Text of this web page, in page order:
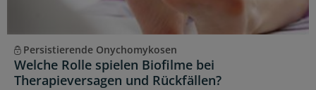
Persistierende Onychomykosen
Welche Rolle spielen Biofilme bei
Therapieversagen und Rückfällen?